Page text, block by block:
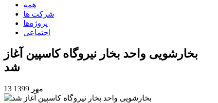
همه
شرکت ها
پروژه‌ها
اجتماعی
بخارشویی واحد بخار نیروگاه کاسپین آغاز
شد
13 مهر 1399